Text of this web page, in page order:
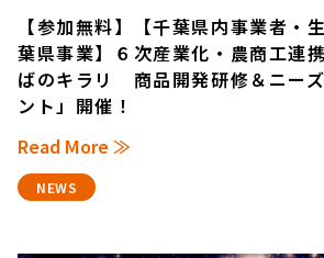
【参加無料】【千葉県内事業者・
葉県事業】６次産業化・農商工連
ばのキラリ 商品開発研修＆ニー
ント」開催！
Read More ≫
NEWS